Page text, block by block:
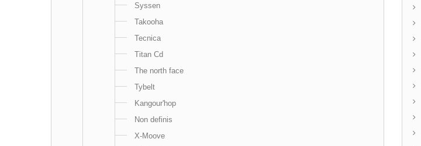
Syssen
Takooha
Tecnica
Titan Cd
The north face
Tybelt
Kangour'hop
Non definis
X-Moove